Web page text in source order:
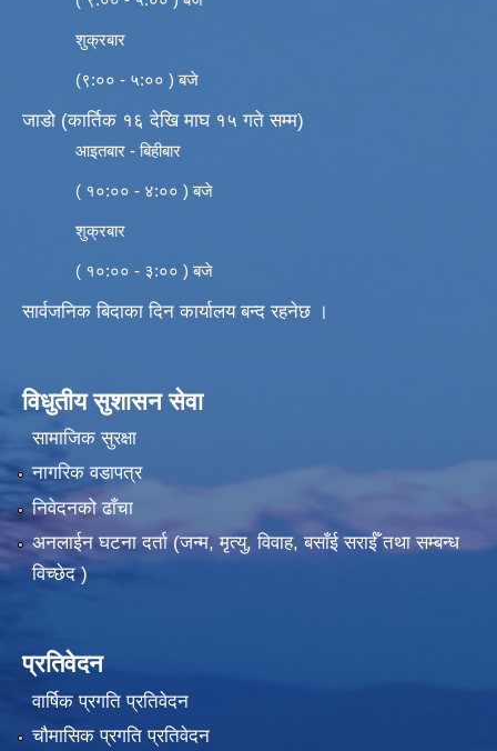
शुक्रबार
(९:०० - ५:०० ) बजे
जाडो (कार्तिक १६ देखि माघ १५ गते सम्म)
आइतबार - बिहीबार
( १०:०० - ४:०० ) बजे
शुक्रबार
( १०:०० - ३:०० ) बजे
सार्वजनिक बिदाका दिन कार्यालय बन्द रहनेछ ।
विधुतीय सुशासन सेवा
सामाजिक सुरक्षा
नागरिक वडापत्र
निवेदनको ढाँचा
अनलाईन घटना दर्ता (जन्म, मृत्यु, विवाह, बसाँई सराईँ तथा सम्बन्ध
विच्छेद )
प्रतिवेदन
वार्षिक प्रगति प्रतिवेदन
चौमासिक प्रगति प्रतिवेदन